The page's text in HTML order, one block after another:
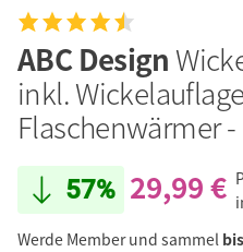
ABC Design
inkl.
Flaschenwärmer -
57% 29,99 €
Werde Member und sammel